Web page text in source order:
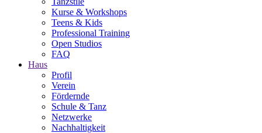
Kurse & Workshops
Teens & Kids
Professional Training
Open Studios
FAQ
Haus
Profil
Verein
Fördernde
Schule & Tanz
Netzwerke
Nachhaltigkeit